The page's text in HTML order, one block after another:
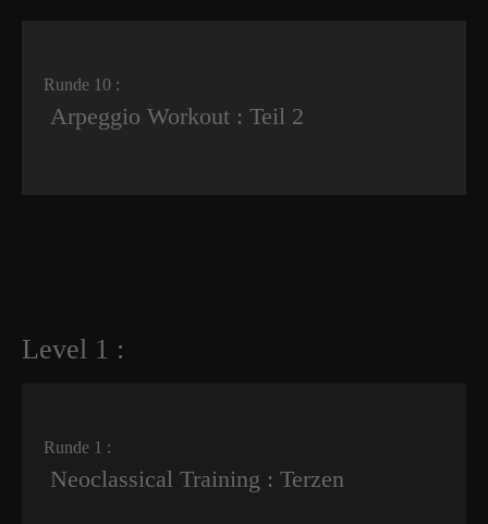
Runde 10 :
Arpeggio Workout : Teil 2
Level 1 :
Runde 1 :
Neoclassical Training : Terzen